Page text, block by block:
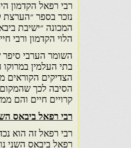
רבי רפאל הקדמון
נזכר בספר ״הערצת
המכונה ״ישיבת
הלוי הקדמון ורבי
השומר הערבי סיפר
בתי העלמין
הצדיקים הקוראים
הסיבה לכך
קרויים חיים והם
רבי רפאל ביבאס
רבי רפאל זה הוא
רפאל ביבאס השני